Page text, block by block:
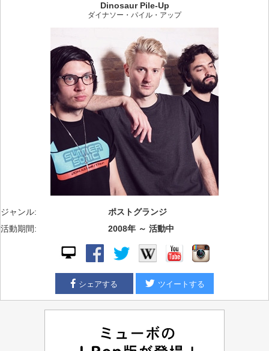
Dinosaur Pile-Up
ダイナソー・パイル・アップ
ジャンル:
ポストグランジ
活動期間:
2008年 ～ 活動中
シェアする ツイートする